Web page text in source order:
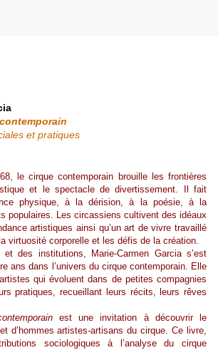
et pratiques
le cirque contemporain brouille les frontières
et le spectacle de divertissement. Il fait
physique, à la dérision, à la poésie, à la
populaires. Les circassiens cultivent des idéaux
artistiques ainsi qu’un art de vivre travaillé
virtuosité corporelle et les défis de la création.
des institutions, Marie-Carmen Garcia s’est
ans dans l’univers du cirque contemporain. Elle
qui évoluent dans de petites compagnies
pratiques, recueillant leurs récits, leurs rêves
est une invitation à découvrir le
d’hommes artistes-artisans du cirque. Ce livre,
sociologiques à l’analyse du cirque